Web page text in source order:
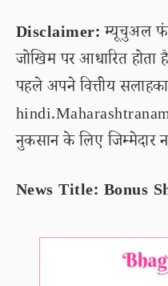
Disclaimer:म्यूचुअल
जोखिम पर आधारित
पहले अपने वित्तीय
नुकसान के लिए जिम्मेदार
News Title: Bonus